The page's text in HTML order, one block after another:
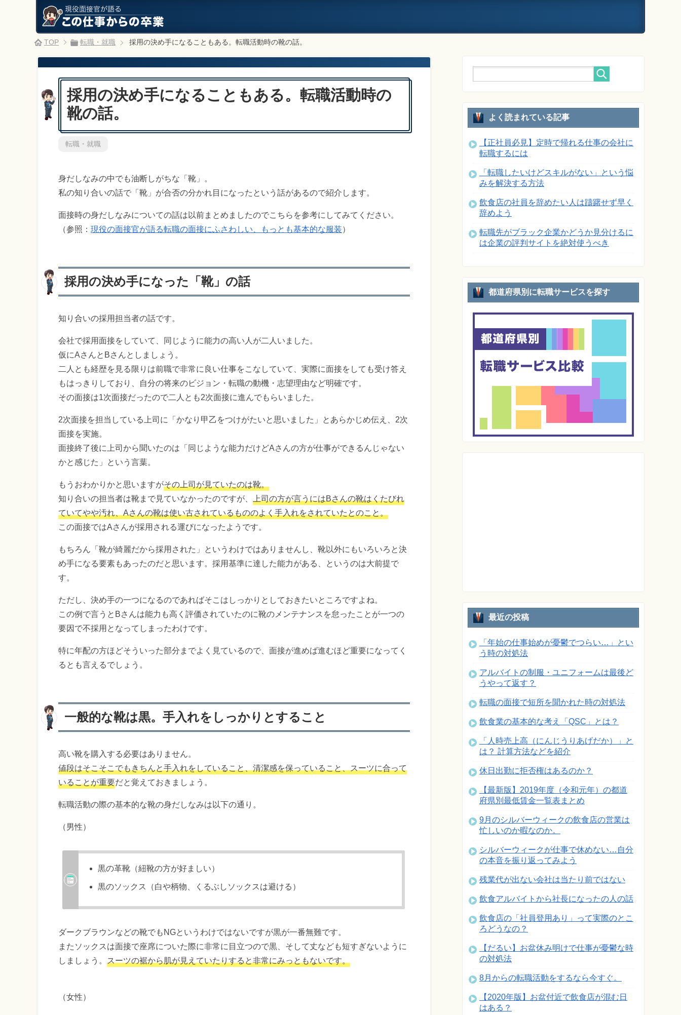
TOP 転職・就職 採用の決め手になることもある。転職活動時の靴の話。
採用の決め手になることもある。転職活動時の
靴の話。
転職・就職
身だしなみの中でも油断しがちな「靴」。
私の知り合いの話で「靴」が合否の分かれ目になったという話があるので紹介します。
面接時の身だしなみについての話は以前まとめましたのでこちらを参考にしてみてください。
（参照： 現役の面接官が語る転職の面接にふさわしい、もっとも基本的な服装）
採用の決め手になった「靴」の話
知り合いの採用担当者の話です。
会社で採用面接をしていて、同じように能力の高い人が二人いました。
仮にAさんとBさんとしましょう。
二人とも経歴を見る限りは前職で非常に良い仕事をこなしていて、実際に面接をしても受け答え
もはっきりしており、自分の将来のビジョン・転職の動機・志望理由など明確です。
その面接は1次面接だったので二人とも2次面接に進んでもらいました。
2次面接を担当している上司に「かなり甲乙をつけがたいと思いました」とあらかじめ伝え、2次
面接を実施。
面接終了後に上司から聞いたのは「同じような能力だけどAさんの方が仕事ができるんじゃない
かと感じた」という言葉。
もうおわかりかと思いますがその上司が見ていたのは靴。
知り合いの担当者は靴まで見ていなかったのですが、
上司の方が言うにはBさんの靴はくたびれ
ていてやや汚れ、Aさんの靴は使い古されているもののよく手入れをされていたとのこと。
この面接ではAさんが採用される運びになったようです。
もちろん「靴が綺麗だから採用された」というわけではありませんし、靴以外にもいろいろと決
め手になる要素もあったのだと思います。採用基準に達した能力がある、というのは大前提で
す。
ただし、決め手の一つになるのであればそこはしっかりとしておきたいところですよね。
この例で言うとBさんは能力も高く評価されていたのに靴のメンテナンスを怠ったことが一つの
要因で不採用となってしまったわけです。
特に年配の方ほどそういった部分までよく見ているので、面接が進めば進むほど重要になってく
るとも言えるでしょう。
一般的な靴は黒。手入れをしっかりとすること
高い靴を購入する必要はありません。
値段はそこそこでもきちんと手入れをしていること、清潔感を保っていること、スーツに合って
いることが重要だと覚えておきましょう。
転職活動の際の基本的な靴の身だしなみは以下の通り。
（男性）
黒の革靴（紐靴の方が好ましい）
黒のソックス（白や柄物、くるぶしソックスは避ける）
ダークブラウンなどの靴でもNGというわけではないですが黒が一番無難です。
またソックスは面接で座席についた際に非常に目立つので黒、そして丈なども短すぎないように
しましょう。
スーツの裾から肌が見えていたりすると非常にみっともないです。
（女性）
よく読まれている記事
【正社員必見】定時で帰れる仕事の会社に
転職するには
「転職したいけどスキルがない」という悩
みを解決する方法
飲食店の社員を辞めたい人は躊躇せず早く
辞めよう
転職先がブラック企業かどうか見分けるに
は企業の評判サイトを絶対使うべき
都道府県別に転職サービスを探す
最近の投稿
「年始の仕事始めが憂鬱でつらい…」とい
う時の対処法
アルバイトの制服・ユニフォームは最後ど
うやって返す？
転職の面接で短所を聞かれた時の対処法
飲食業の基本的な考え「QSC」とは？
「人時売上高（にんじうりあげだか）」と
は？ 計算方法などを紹介
休日出勤に拒否権はあるのか？
【最新版】2019年度（令和元年）の都道
府県別最低賃金一覧表まとめ
9月のシルバーウィークの飲食店の営業は
忙しいのか暇なのか。
シルバーウィークが仕事で休めない…自分
の本音を振り返ってみよう
残業代が出ない会社は当たり前ではない
飲食アルバイトから社長になったの人の話
飲食店の「社員登用あり」って実際のとこ
ろどうなの？
【だるい】お盆休み明けで仕事が憂鬱な時
の対処法
8月からの転職活動をするなら今すぐ。
【2020年版】お盆付近で飲食店が混む日
はある？